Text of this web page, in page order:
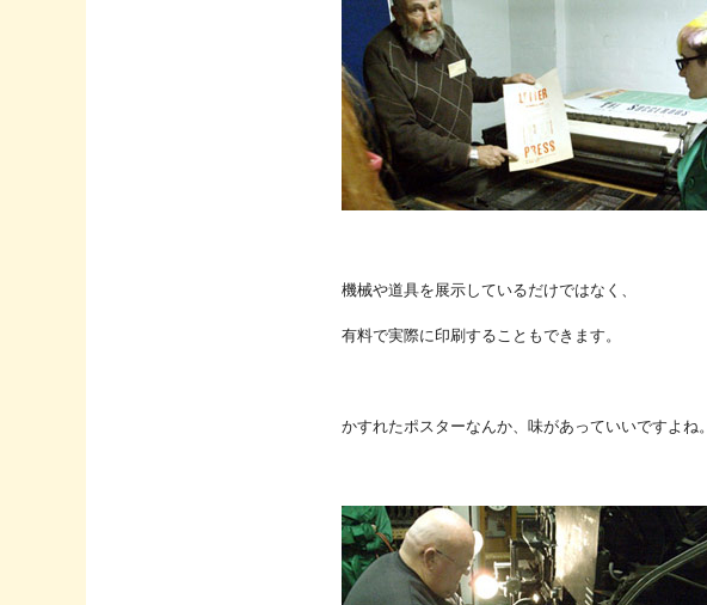
機械や道具を展示しているだけではなく、
有料で実際に印刷することもできます。
かすれたポスターなんか、味があっていいですよね。